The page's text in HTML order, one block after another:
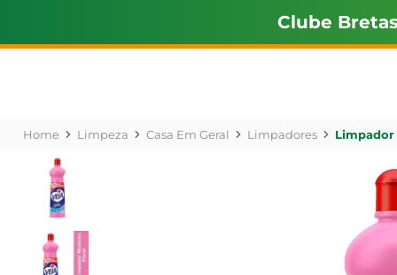
Clube Bretas
Limpeza Casa Em Geral Limpadores Limpador